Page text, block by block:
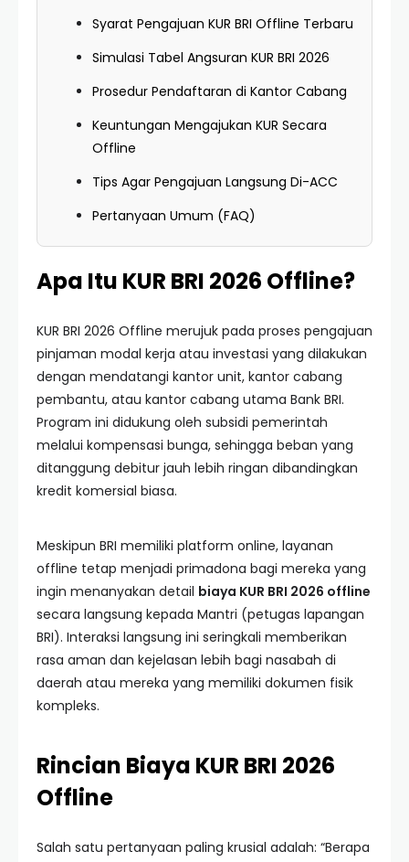
Syarat Pengajuan KUR BRI Offline Terbaru
Simulasi Tabel Angsuran KUR BRI 2026
Prosedur Pendaftaran di Kantor Cabang
Keuntungan Mengajukan KUR Secara
Offline
Tips Agar Pengajuan Langsung Di-ACC
Pertanyaan Umum (FAQ)
Apa Itu KUR BRI 2026 Offline?
KUR BRI 2026 Offline merujuk pada proses pengajuan
pinjaman modal kerja atau investasi yang dilakukan
dengan mendatangi kantor unit, kantor cabang
pembantu, atau kantor cabang utama Bank BRI.
Program ini didukung oleh subsidi pemerintah
melalui kompensasi bunga, sehingga beban yang
ditanggung debitur jauh lebih ringan dibandingkan
kredit komersial biasa.
Meskipun BRI memiliki platform online, layanan
offline tetap menjadi primadona bagi mereka yang
ingin menanyakan detail biaya KUR BRI 2026 offline
secara langsung kepada Mantri (petugas lapangan
BRI). Interaksi langsung ini seringkali memberikan
rasa aman dan kejelasan lebih bagi nasabah di
daerah atau mereka yang memiliki dokumen fisik
kompleks.
Rincian Biaya KUR BRI 2026
Offline
Salah satu pertanyaan paling krusial adalah: “Berapa